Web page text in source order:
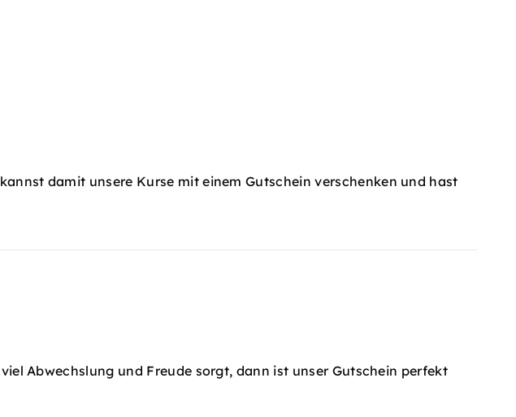
damit unsere Kurse mit einem Gutschein verschenken und hast
Abwechslung und Freude sorgt, dann ist unser Gutschein perfekt